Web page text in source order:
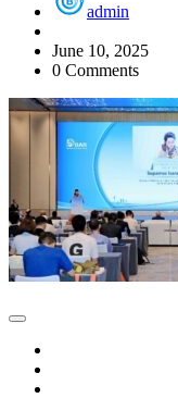
admin
June 10, 2025
0 Comments